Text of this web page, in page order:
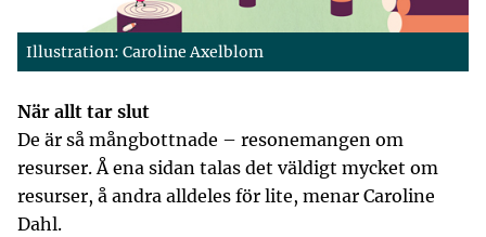
Illustration: Caroline Axelblom
När allt tar slut
De är så mångbottnade – resonemangen om
resurser. Å ena sidan talas det väldigt mycket om
resurser, å andra alldeles för lite, menar Caroline
Dahl.